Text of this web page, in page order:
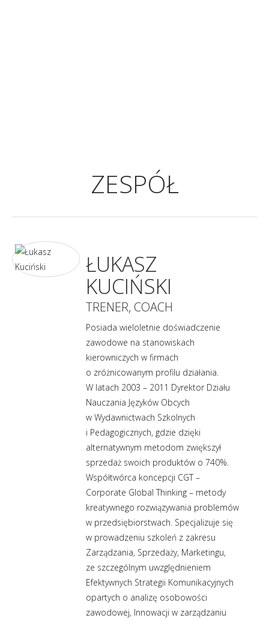
ZESPÓŁ
ŁUKASZ
KUCIŃSKI
TRENER, COACH
Posiada wieloletnie doświadczenie
zawodowe na stanowiskach
kierowniczych w firmach
o zróżnicowanym profilu działania.
W latach 2003 – 2011 Dyrektor Działu
Nauczania Języków Obcych
w Wydawnictwach Szkolnych
i Pedagogicznych, gdzie dzięki
alternatywnym metodom zwiększył
sprzedaż swoich produktów o 740%.
Współtwórca koncepcji CGT –
Corporate Global Thinking – metody
kreatywnego rozwiązywania problemów
w przedsiębiorstwach. Specjalizuje się
w prowadzeniu szkoleń z zakresu
Zarządzania, Sprzedaży, Marketingu,
ze szczególnym uwzględnieniem
Efektywnych Strategii Komunikacyjnych
opartych o analizę osobowości
zawodowej, Innowacji w zarządzaniu